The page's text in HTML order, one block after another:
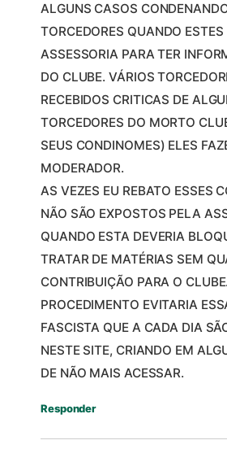
ALGUNS CASOS
TORCEDORES QUANDO
ASSESSORIA PARA TER
DO CLUBE. VÁRIOS
RECEBIDOS CRITICAS DE
TORCEDORES DO MORTO
SEUS CONDINOMES) ELES
MODERADOR.
AS VEZES EU REBATO ESSES
NÃO SÃO EXPOSTOS PELA
QUANDO ESTA DEVERIA
TRATAR DE MATÉRIAS SEM
CONTRIBUIÇÃO PARA O
PROCEDIMENTO EVITARIA
FASCISTA QUE A CADA DIA
NESTE SITE, CRIANDO EM
DE NÃO MAIS ACESSAR.
Responder